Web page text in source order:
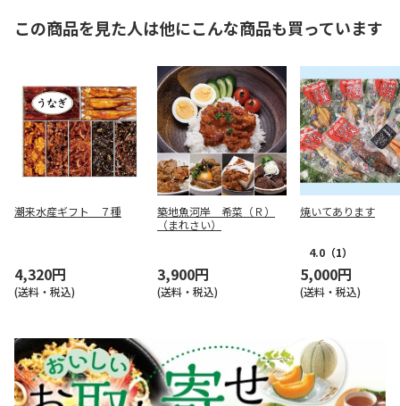
この商品を見た人は他にこんな商品も買っています
潮来水産ギフト ７種
4,320円
(送料・税込)
築地魚河岸 希菜（Ｒ）
（まれさい）
3,900円
(送料・税込)
焼いてあります
4.0 （1）
5,000円
(送料・税込)